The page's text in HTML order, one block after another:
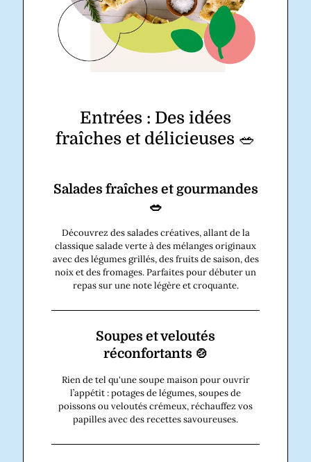
Entrées : Des idées
fraîches et délicieuses 🥗
Salades fraîches et gourmandes
🥗
Découvrez des salades créatives, allant de la
classique salade verte à des mélanges originaux
avec des légumes grillés, des fruits de saison, des
noix et des fromages. Parfaites pour débuter un
repas sur une note légère et croquante.
Soupes et veloutés
réconfortants 🍲
Rien de tel qu'une soupe maison pour ouvrir
l’appétit : potages de légumes, soupes de
poissons ou veloutés crémeux, réchauffez vos
papilles avec des recettes savoureuses.